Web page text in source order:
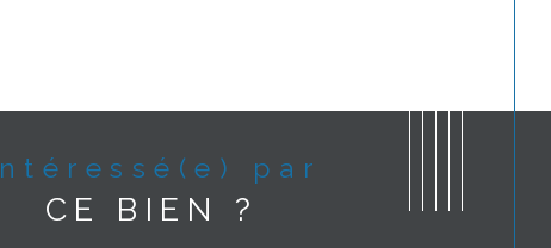
Intéressé(e) par
CE BIEN ?